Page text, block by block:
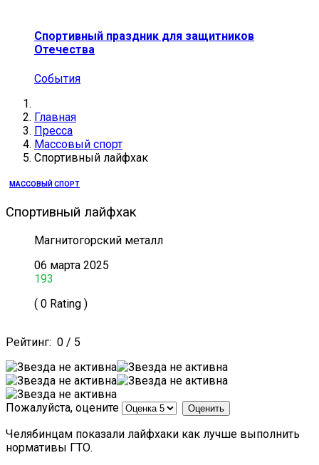
Спортивный праздник для защитников
Отечества
События
Главная
Пресса
Массовый спорт
Спортивный лайфхак
МАССОВЫЙ СПОРТ
Спортивный лайфхак
Магнитогорский металл
06 марта 2025
193
( 0 Rating )
Рейтинг: 0 / 5
Пожалуйста, оцените
Челябинцам показали лайфхаки как лучше выполнить
нормативы ГТО.